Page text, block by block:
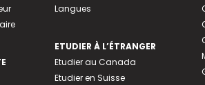
Langues
ETUDIER À L’ÉTRANGER
Etudier au Canada
Etudier en Suisse